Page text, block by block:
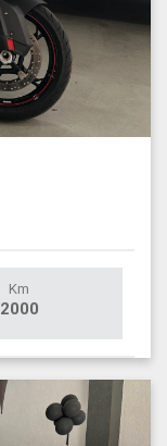
Km
2000